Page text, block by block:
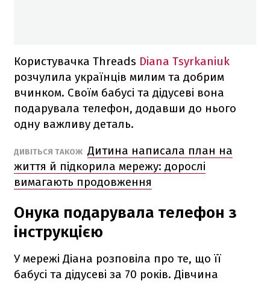
Користувачка Threads Diana Tsyrkaniuk
розчулила українців милим та добрим
вчинком. Своїм бабусі та дідусеві вона
подарувала телефон, додавши до нього
одну важливу деталь.
ДИВІТЬСЯ ТАКОЖ Дитина написала план на
життя й підкорила мережу: дорослі
вимагають продовження
Онука подарувала телефон з
інструкцією
У мережі Діана розповіла про те, що її
бабусі та дідусеві за 70 років. Дівчина